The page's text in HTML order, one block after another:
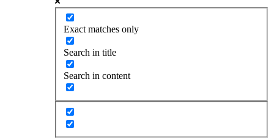
Exact matches only
Search in title
Search in content